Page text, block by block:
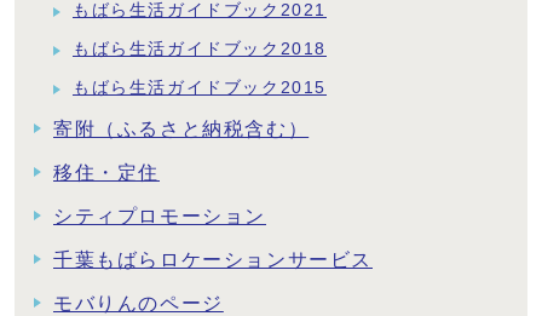
もばら生活ガイドブック2021
もばら生活ガイドブック2018
もばら生活ガイドブック2015
寄附（ふるさと納税含む）
移住・定住
シティプロモーション
千葉もばらロケーションサービス
モバりんのページ